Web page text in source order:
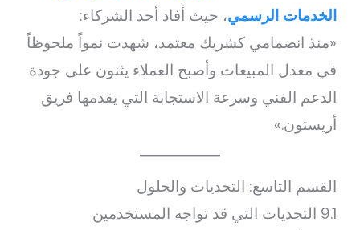
الخدمات الرسمي، حيث أفاد أحد الشركاء:
«منذ انضمامي كشريك معتمد، شهدت نمواً ملحوظاً
في معدل المبيعات وأصبح العملاء يثنون على جودة
الدعم الفني وسرعة الاستجابة التي يقدمها فريق
أريستون.»
القسم التاسع: التحديات والحلول
9.1 التحديات التي قد تواجه المستخدمين